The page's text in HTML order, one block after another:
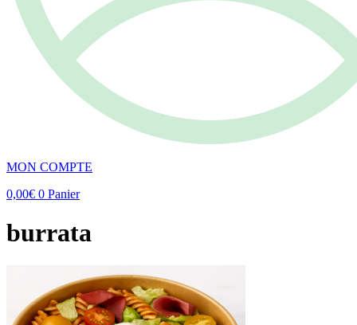
MON COMPTE
0,00€ 0 Panier
burrata